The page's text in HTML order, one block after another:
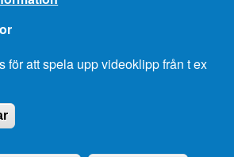
kansli
för att spela upp videoklipp från t ex